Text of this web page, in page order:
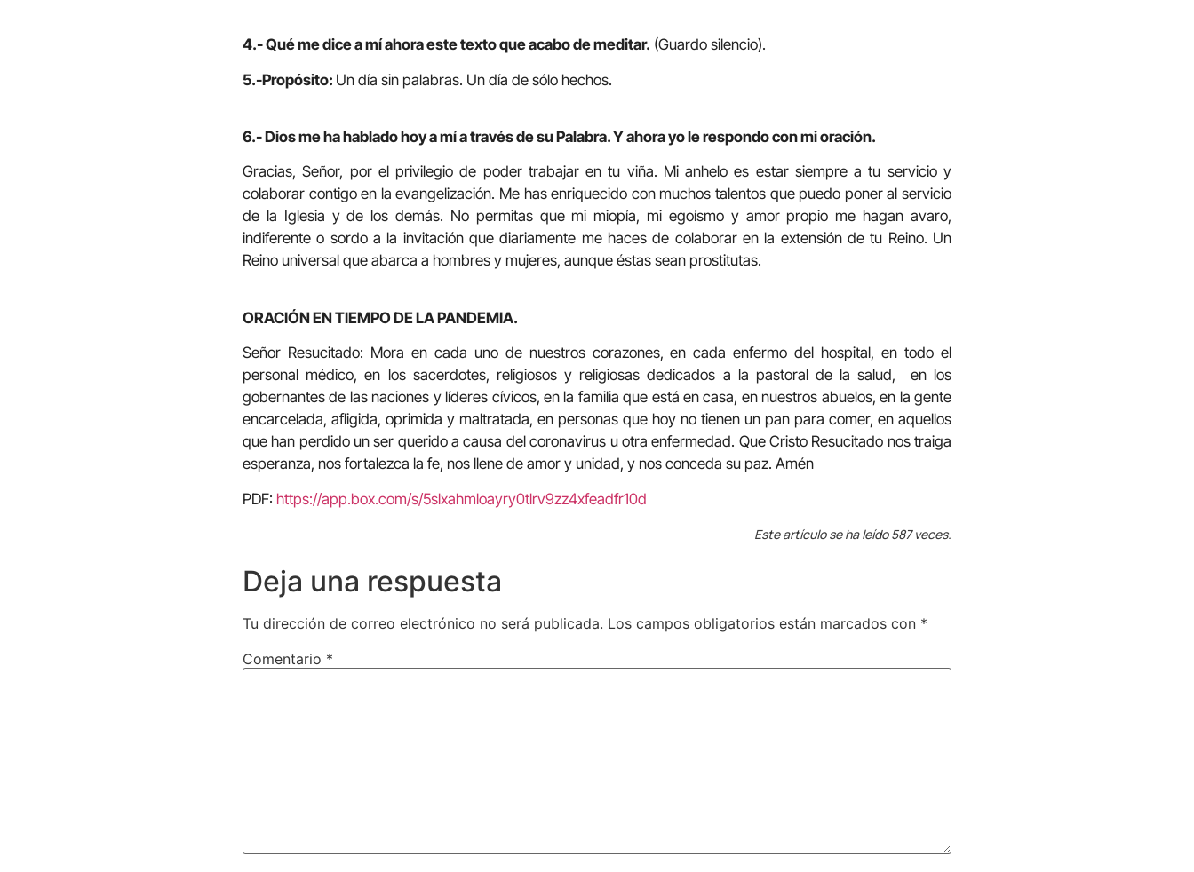
4.- Qué me dice a mí ahora este texto que acabo de meditar. (Guardo silencio).
5.-Propósito: Un día sin palabras. Un día de sólo hechos.
6.- Dios me ha hablado hoy a mí a través de su Palabra. Y ahora yo le respondo con mi oración.
Gracias, Señor, por el privilegio de poder trabajar en tu viña. Mi anhelo es estar siempre a tu servicio y
colaborar contigo en la evangelización. Me has enriquecido con muchos talentos que puedo poner al servicio
de la Iglesia y de los demás. No permitas que mi miopía, mi egoísmo y amor propio me hagan avaro,
indiferente o sordo a la invitación que diariamente me haces de colaborar en la extensión de tu Reino. Un
Reino universal que abarca a hombres y mujeres, aunque éstas sean prostitutas.
ORACIÓN EN TIEMPO DE LA PANDEMIA.
Señor Resucitado: Mora en cada uno de nuestros corazones, en cada enfermo del hospital, en todo el
personal médico, en los sacerdotes, religiosos y religiosas dedicados a la pastoral de la salud, en los
gobernantes de las naciones y líderes cívicos, en la familia que está en casa, en nuestros abuelos, en la gente
encarcelada, afligida, oprimida y maltratada, en personas que hoy no tienen un pan para comer, en aquellos
que han perdido un ser querido a causa del coronavirus u otra enfermedad. Que Cristo Resucitado nos traiga
esperanza, nos fortalezca la fe, nos llene de amor y unidad, y nos conceda su paz. Amén
PDF: https://app.box.com/s/5slxahmloayry0tlrv9zz4xfeadfr10d
Este artículo se ha leído 587 veces.
Deja una respuesta
Tu dirección de correo electrónico no será publicada. Los campos obligatorios están marcados con *
Comentario *